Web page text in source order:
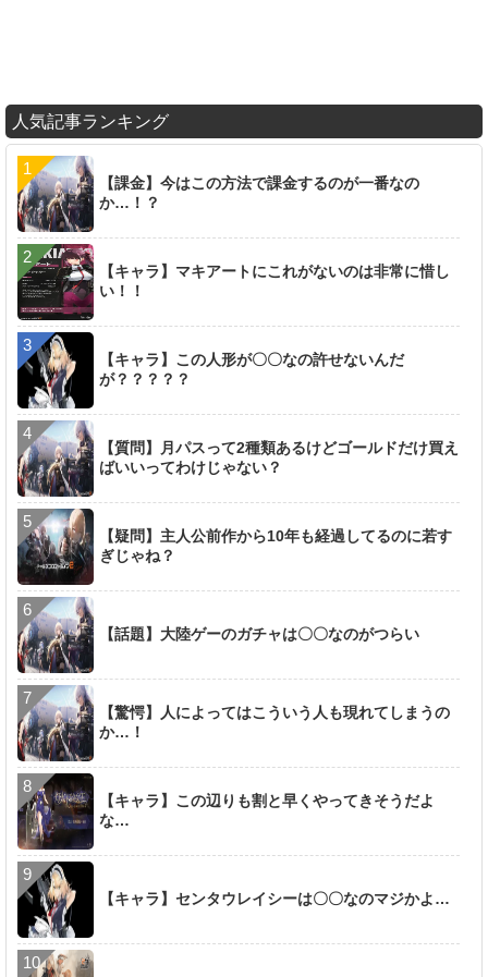
人気記事ランキング
【課金】今はこの方法で課金するのが一番なの
か…！？
【キャラ】マキアートにこれがないのは非常に惜し
い！！
【キャラ】この人形が〇〇なの許せないんだ
が？？？？？
【質問】月パスって2種類あるけどゴールドだけ買え
ばいいってわけじゃない？
【疑問】主人公前作から10年も経過してるのに若す
ぎじゃね？
【話題】大陸ゲーのガチャは〇〇なのがつらい
【驚愕】人によってはこういう人も現れてしまうの
か…！
【キャラ】この辺りも割と早くやってきそうだよ
な…
【キャラ】センタウレイシーは〇〇なのマジかよ…